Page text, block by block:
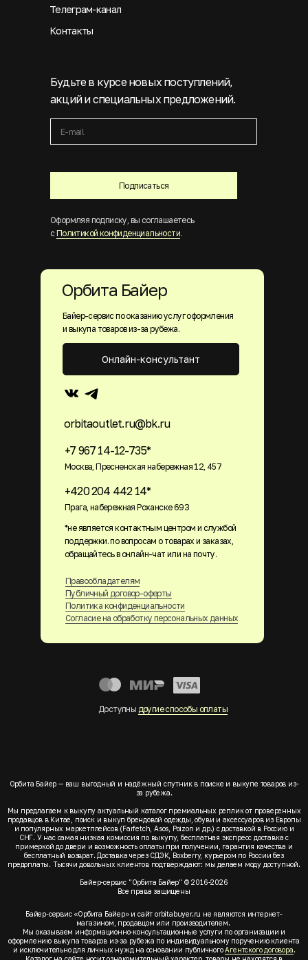
Подписаться
Будьте в курсе новых поступлений,
акций и специальных предложений.
Оформляя подписку, вы соглашаетесь
с Политикой конфиденциальности.
Телеграм-канал
Контакты
Байер-сервис по оказанию услуг оформления
и выкупа товаров из-за рубежа.
+7 967 14-12-735*
Москва, Пресненская набережная 12, 457
+420 204 442 14*
Прага, набережная Роханске 693
orbitaoutlet.ru@bk.ru
Правообладателям
Публичный договор-оферты
Политика конфиденциальности
Согласие на обработку персональных данных
Онлайн-консультант
Орбита Байер
Доступны другие способы оплаты
*не является контактным центром и службой
поддержки. по вопросам о товарах и заказах,
обращайтесь в онлайн-чат или на почту.
Орбита Байер — ваш выгодный и надёжный спутник в поиске и выкупе товаров из-
за рубежа.
Мы предлагаем к выкупу актуальный каталог премиальных реплик от проверенных
продавцов в Китае, поиск и выкуп брендовой одежды, обуви и аксессуаров из Европы
и популярных маркетплейсов (Farfetch, Asos, Poizon и др.) с доставкой в Россию и
СНГ. У нас самая низкая комиссия по выкупу, бесплатная экспресс доставка с
примеркой до двери и возможность оплаты при получении, гарантия качества и
бесплатный возврат. Доставка через СДЭК, Boxberry, курьером по России без
предоплаты. Тысячи довольных клиентов подтверждают: мы делаем моду доступной.
Байер-сервис "Орбита Байер" © 2016-2026
Все права защищены
Байер-сервис «Орбита Байер» и сайт orbitabuyer.ru не являются интернет-
магазином, продавцом или производителем.
Мы оказываем информационно-консультационные услуги по организации и
оформлению выкупа товаров из-за рубежа по индивидуальному поручению клиента
и исключительно для личных нужд на основании публичногоАгентского договора.